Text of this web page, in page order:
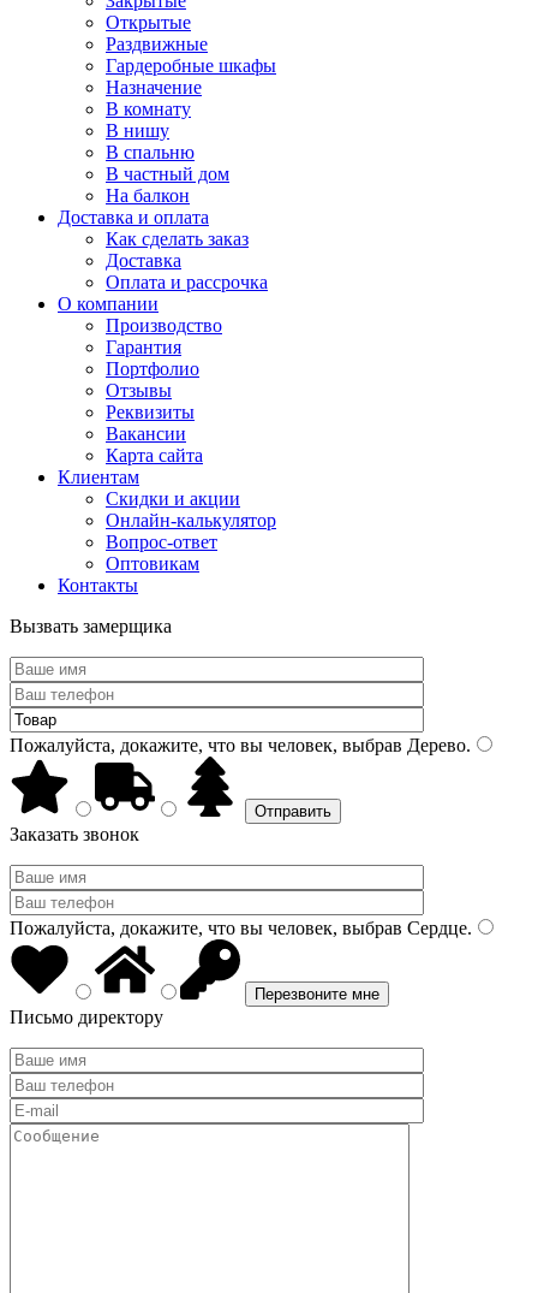
Открытые
Раздвижные
Гардеробные шкафы
Назначение
В комнату
В нишу
В спальню
В частный дом
На балкон
Доставка и оплата
Как сделать заказ
Доставка
Оплата и рассрочка
О компании
Производство
Гарантия
Портфолио
Отзывы
Реквизиты
Вакансии
Карта сайта
Клиентам
Скидки и акции
Онлайн-калькулятор
Вопрос-ответ
Оптовикам
Контакты
Вызвать замерщика
Пожалуйста, докажите, что вы человек, выбрав Дерево.
Заказать звонок
Пожалуйста, докажите, что вы человек, выбрав Сердце.
Письмо директору